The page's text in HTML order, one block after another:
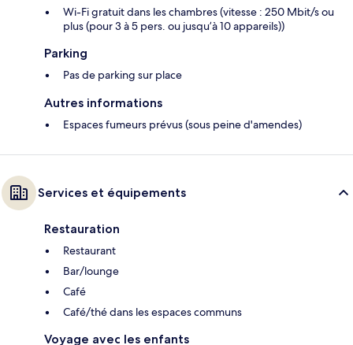
Wi-Fi gratuit dans les chambres (vitesse : 250 Mbit/s ou
plus (pour 3 à 5 pers. ou jusqu’à 10 appareils))
Parking
Pas de parking sur place
Autres informations
Espaces fumeurs prévus (sous peine d'amendes)
Services et équipements
Restauration
Restaurant
Bar/lounge
Café
Café/thé dans les espaces communs
Voyage avec les enfants